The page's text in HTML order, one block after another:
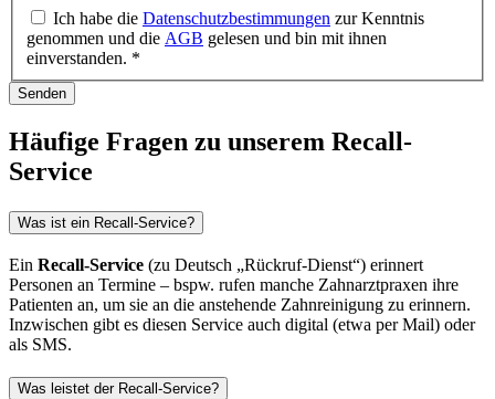
Ich habe die Datenschutzbestimmungen zur Kenntnis
genommen und die AGB gelesen und bin mit ihnen
einverstanden. *
Senden
Häufige Fragen zu unserem Recall-
Service
Was ist ein Recall-Service?
Ein Recall-Service (zu Deutsch „Rückruf-Dienst“) erinnert
Personen an Termine – bspw. rufen manche Zahnarztpraxen ihre
Patienten an, um sie an die anstehende Zahnreinigung zu erinnern.
Inzwischen gibt es diesen Service auch digital (etwa per Mail) oder
als SMS.
Was leistet der Recall-Service?